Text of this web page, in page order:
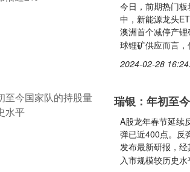
今日，前期热门
中，新能源龙头
澳洲首个减停产
球锂矿供应而言
2024-02-28
瑞银：年初至
A股龙年春节延续
弹已近400点。反
发布最新研报，经
入市规模较历史